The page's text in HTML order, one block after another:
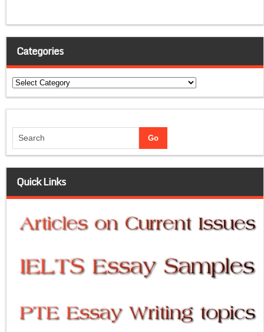
Categories
Categories
Quick Links